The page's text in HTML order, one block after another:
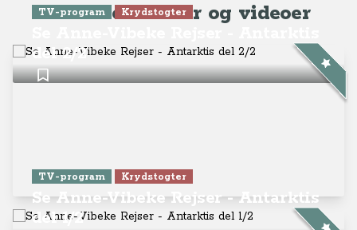
Seneste artikler og videoer
TV-program Krydstogter
del 2/2
TV-program Krydstogter
Se Anne-Vibeke Rejser - Antarktis
del 1/2